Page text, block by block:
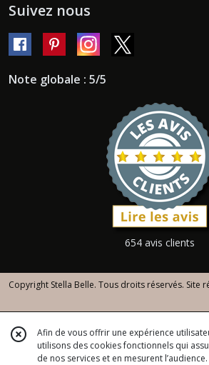
Suivez nous
Note globale : 5/5
654 avis clients
Copyright Stella Belle. Tous droits réservés. Site
Afin de vous offrir une expérience
utilisons des cookies fonctionnels qui
de nos services et en mesurent